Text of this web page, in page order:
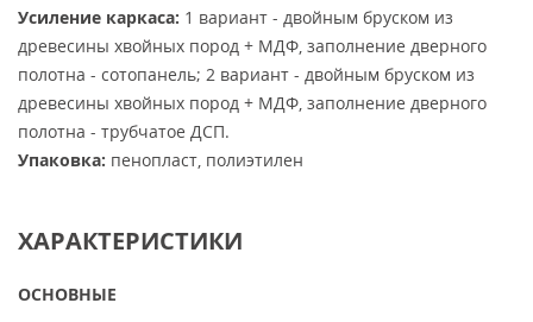
Усиление каркаса: 1 вариант - двойным бруском из
древесины хвойных пород + МДФ, заполнение дверного
полотна - сотопанель; 2 вариант - двойным бруском из
древесины хвойных пород + МДФ, заполнение дверного
полотна - трубчатое ДСП.
Упаковка: пенопласт, полиэтилен
ХАРАКТЕРИСТИКИ
ОСНОВНЫЕ